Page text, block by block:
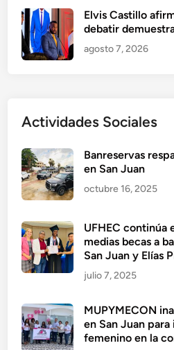
Elvis Castillo
debatir
agosto 7, 2026
Actividades Sociales
Banreservas
en San Juan
octubre 16, 2025
UFHEC continúa
medias becas a
San Juan y Elías
julio 7, 2025
MUPYMECON
en San Juan
femenino en la